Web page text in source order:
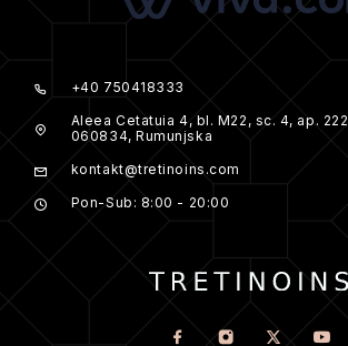
+40 750418333
Aleea Cetatuia 4, bl. M22, sc. 4, ap.
060834, Rumunjska
kontakt@tretinoins.com
Pon-Sub: 8:00 - 20:00